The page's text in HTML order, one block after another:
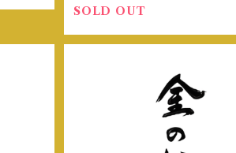
SOLD OUT